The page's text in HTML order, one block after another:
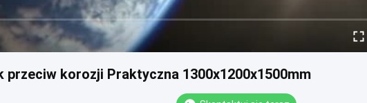
korozji Praktyczna 1300x1200x1500mm